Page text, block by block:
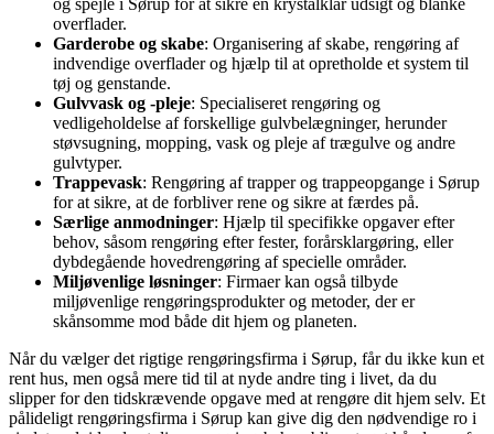
overflader.
Garderobe og skabe: Organisering af skabe, rengøring af
indvendige overflader og hjælp til at opretholde et system til
tøj og genstande.
Gulvvask og -pleje: Specialiseret rengøring og
vedligeholdelse af forskellige gulvbelægninger, herunder
støvsugning, mopping, vask og pleje af trægulve og andre
gulvtyper.
Trappevask: Rengøring af trapper og trappeopgange i Sørup
for at sikre, at de forbliver rene og sikre at færdes på.
Særlige anmodninger: Hjælp til specifikke opgaver efter
behov, såsom rengøring efter fester, forårsklargøring, eller
dybdegående hovedrengøring af specielle områder.
Miljøvenlige løsninger: Firmaer kan også tilbyde
miljøvenlige rengøringsprodukter og metoder, der er
skånsomme mod både dit hjem og planeten.
Når du vælger det rigtige rengøringsfirma i Sørup, får du ikke kun et
rent hus, men også mere tid til at nyde andre ting i livet, da du
slipper for den tidskrævende opgave med at rengøre dit hjem selv. Et
pålideligt rengøringsfirma i Sørup kan give dig den nødvendige ro i